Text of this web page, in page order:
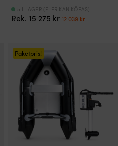
Rek.15 275 krDet
275 kr.
12 039 krDet
5 I LAGER (FLER KAN KÖPAS)
Paketpris!